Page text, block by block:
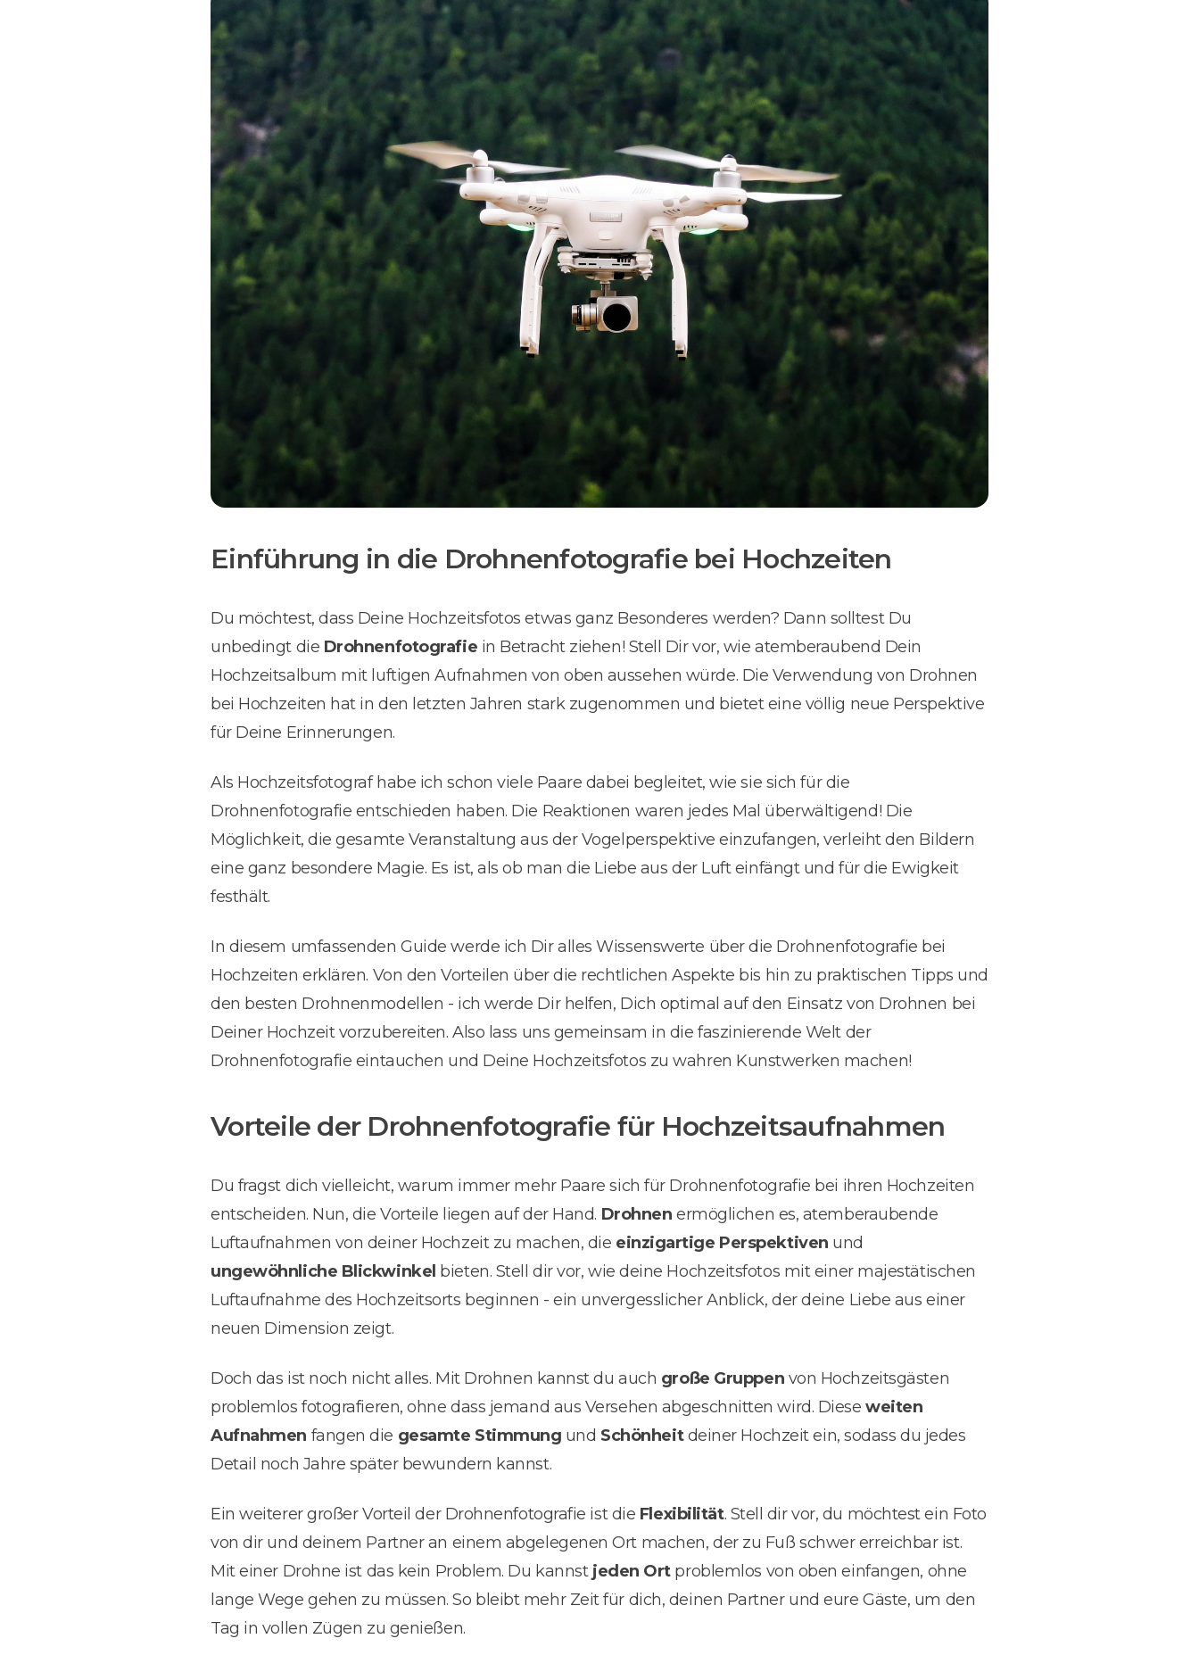
Einführung in die Drohnenfotografie bei Hochzeiten
Du möchtest, dass Deine Hochzeitsfotos etwas ganz Besonderes werden? Dann solltest Du
unbedingt die Drohnenfotografie in Betracht ziehen! Stell Dir vor, wie atemberaubend Dein
Hochzeitsalbum mit luftigen Aufnahmen von oben aussehen würde. Die Verwendung von Drohnen
bei Hochzeiten hat in den letzten Jahren stark zugenommen und bietet eine völlig neue Perspektive
für Deine Erinnerungen.
Als Hochzeitsfotograf habe ich schon viele Paare dabei begleitet, wie sie sich für die
Drohnenfotografie entschieden haben. Die Reaktionen waren jedes Mal überwältigend! Die
Möglichkeit, die gesamte Veranstaltung aus der Vogelperspektive einzufangen, verleiht den Bildern
eine ganz besondere Magie. Es ist, als ob man die Liebe aus der Luft einfängt und für die Ewigkeit
festhält.
In diesem umfassenden Guide werde ich Dir alles Wissenswerte über die Drohnenfotografie bei
Hochzeiten erklären. Von den Vorteilen über die rechtlichen Aspekte bis hin zu praktischen Tipps und
den besten Drohnenmodellen - ich werde Dir helfen, Dich optimal auf den Einsatz von Drohnen bei
Deiner Hochzeit vorzubereiten. Also lass uns gemeinsam in die faszinierende Welt der
Drohnenfotografie eintauchen und Deine Hochzeitsfotos zu wahren Kunstwerken machen!
Vorteile der Drohnenfotografie für Hochzeitsaufnahmen
Du fragst dich vielleicht, warum immer mehr Paare sich für Drohnenfotografie bei ihren Hochzeiten
entscheiden. Nun, die Vorteile liegen auf der Hand. Drohnen ermöglichen es, atemberaubende
Luftaufnahmen von deiner Hochzeit zu machen, die einzigartige Perspektiven und
ungewöhnliche Blickwinkel bieten. Stell dir vor, wie deine Hochzeitsfotos mit einer majestätischen
Luftaufnahme des Hochzeitsorts beginnen - ein unvergesslicher Anblick, der deine Liebe aus einer
neuen Dimension zeigt.
Doch das ist noch nicht alles. Mit Drohnen kannst du auch große Gruppen von Hochzeitsgästen
problemlos fotografieren, ohne dass jemand aus Versehen abgeschnitten wird. Dieseweiten
Aufnahmen fangen die gesamte Stimmung und Schönheitdeiner Hochzeit ein, sodass du jedes
Detail noch Jahre später bewundern kannst.
Ein weiterer großer Vorteil der Drohnenfotografie ist die Flexibilität. Stell dir vor, du möchtest ein Foto
von dir und deinem Partner an einem abgelegenen Ort machen, der zu Fuß schwer erreichbar ist.
Mit einer Drohne ist das kein Problem. Du kannst jeden Ortproblemlos von oben einfangen, ohne
lange Wege gehen zu müssen. So bleibt mehr Zeit für dich, deinen Partner und eure Gäste, um den
Tag in vollen Zügen zu genießen.